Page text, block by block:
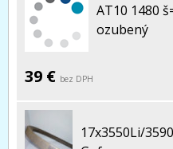
AT10 1480
ozubený
39 € bez DPH
17x3550Li/